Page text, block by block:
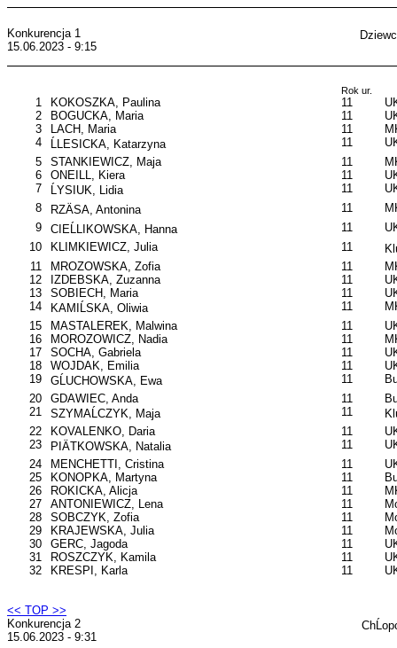
Konkurencja 1
15.06.2023 - 9:15
Rok ur.
1 KOKOSZKA, Paulina 11
2
BOGUCKA, Maria 11
3
LACH, Maria 11
4
ĹLESICKA, Katarzyna 11
5
STANKIEWICZ, Maja 11
6
ONEILL, Kiera 11
7
ĹYSIUK, Lidia 11
8
RZÄSA, Antonina 11
9
CIEĹLIKOWSKA, Hanna 11
10
KLIMKIEWICZ, Julia 11
11
MROZOWSKA, Zofia 11
12
IZDEBSKA, Zuzanna 11
13
SOBIECH, Maria 11
14
KAMIĹSKA, Oliwia 11
15
MASTALEREK, Malwina 11
16
MOROZOWICZ, Nadia 11
17
SOCHA, Gabriela 11
18
WOJDAK, Emilia 11
19
GĹUCHOWSKA, Ewa 11
20
GDAWIEC, Anda 11
21
SZYMAĹCZYK, Maja 11
22
KOVALENKO, Daria 11
23
PIÄTKOWSKA, Natalia 11
24
MENCHETTI, Cristina 11
25
KONOPKA, Martyna 11
26
ROKICKA, Alicja 11
27
ANTONIEWICZ, Lena 11
28
SOBCZYK, Zofia 11
29
KRAJEWSKA, Julia 11
30
GERC, Jagoda 11
31
ROSZCZYK, Kamila 11
32
KRESPI, Karla 11
<< TOP >>
Konkurencja 2
15.06.2023 - 9:31